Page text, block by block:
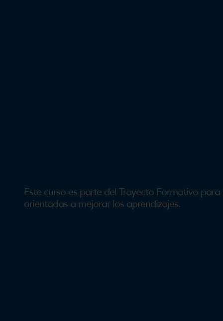
Este curso es parte del Trayecto Formativo
orientadas a mejorar los aprendizajes.